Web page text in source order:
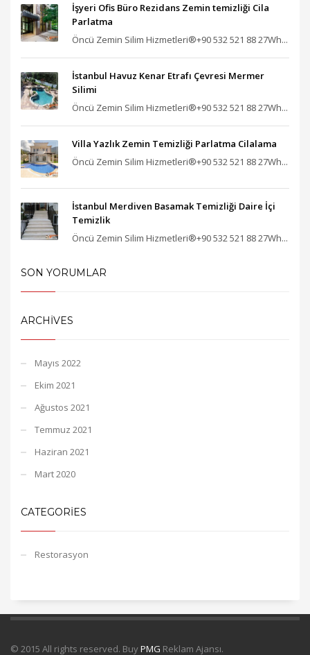
İşyeri Ofis Büro Rezidans Zemin temizliği Cila
Parlatma
Öncü Zemin Silim Hizmetleri®+90 532 521 88 27Wh...
İstanbul Havuz Kenar Etrafı Çevresi Mermer
Silimi
Öncü Zemin Silim Hizmetleri®+90 532 521 88 27Wh...
Villa Yazlık Zemin Temizliği Parlatma Cilalama
Öncü Zemin Silim Hizmetleri®+90 532 521 88 27Wh...
İstanbul Merdiven Basamak Temizliği Daire İçi
Temizlik
Öncü Zemin Silim Hizmetleri®+90 532 521 88 27Wh...
SON YORUMLAR
ARCHIVES
Mayıs 2022
Ekim 2021
Ağustos 2021
Temmuz 2021
Haziran 2021
Mart 2020
CATEGORIES
Restorasyon
© 2015 All rights reserved. BuyPMG Reklam Ajansı.